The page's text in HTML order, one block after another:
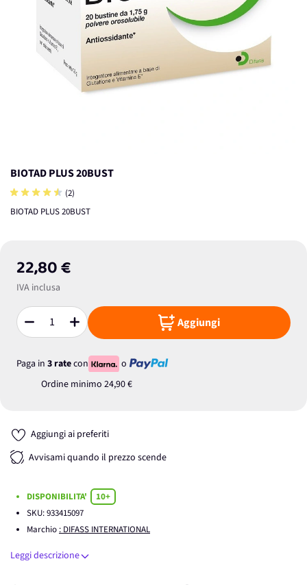
BIOTAD PLUS 20BUST
(2)
BIOTAD PLUS 20BUST
22,80 €
IVA inclusa
Quantità Aggiungi
Paga in 3 ratecon
o
Ordine minimo 24,90 €
Aggiungi ai preferiti
Avvisami quando il prezzo scende
DISPONIBILITA'
10+
SKU:933415097
Marchio : DIFASS INTERNATIONAL
Leggi descrizione